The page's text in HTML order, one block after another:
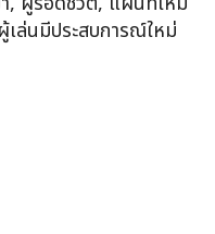
เล่นมีประสบการณ์ใหม่